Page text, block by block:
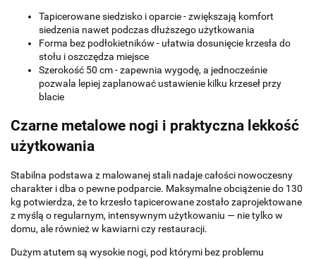
Tapicerowane siedzisko i oparcie - zwiększają komfort
siedzenia nawet podczas dłuższego użytkowania
Forma bez podłokietników - ułatwia dosunięcie krzesła do
stołu i oszczędza miejsce
Szerokość 50 cm - zapewnia wygodę, a jednocześnie
pozwala lepiej zaplanować ustawienie kilku krzeseł przy
blacie
Czarne metalowe nogi i praktyczna lekkość
użytkowania
Stabilna podstawa z malowanej stali nadaje całości nowoczesny
charakter i dba o pewne podparcie. Maksymalne obciążenie do 130
kg potwierdza, że to krzesło tapicerowane zostało zaprojektowane
z myślą o regularnym, intensywnym użytkowaniu — nie tylko w
domu, ale również w kawiarni czy restauracji.
Dużym atutem są wysokie nogi, pod którymi bez problemu